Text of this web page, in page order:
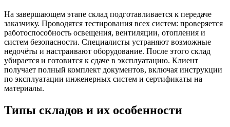
На завершающем этапе склад подготавливается к передаче
заказчику. Проводятся тестирования всех систем: проверяется
работоспособность освещения, вентиляции, отопления и
систем безопасности. Специалисты устраняют возможные
недочёты и настраивают оборудование. После этого склад
убирается и готовится к сдаче в эксплуатацию. Клиент
получает полный комплект документов, включая инструкции
по эксплуатации инженерных систем и сертификаты на
материалы.
Типы складов и их особенности